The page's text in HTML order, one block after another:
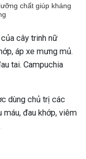
chất giúp kháng
cây trinh nữ
áp xe mưng mủ.
tai. Campuchia
dùng chủ trị các
máu, đau khớp, viêm